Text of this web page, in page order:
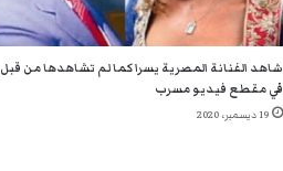
شاهد الفنانة المصرية يسرا كما لم تشاهدها من قبل
في مقطع فيديو مسرب
19 ديسمبر، 2020